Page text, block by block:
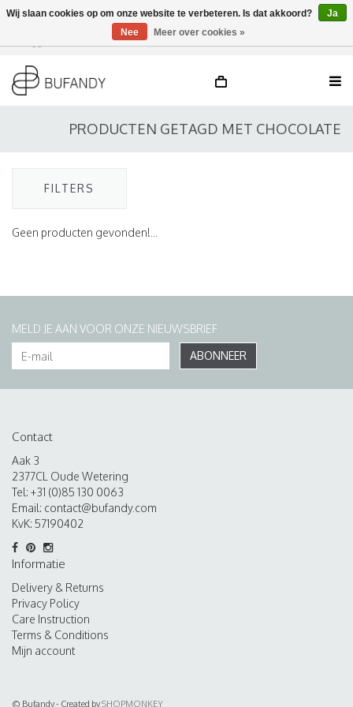
DE / EN
PRODUCTEN GETAGD MET CHOCOLATE
FILTERS
Geen producten gevonden!...
MELD JE AAN VOOR ONZE NIEUWSBRIEF
ABONNEER
Contact
Aak 3
2377CL Oude Wetering
Tel: +31 (0)85 130 0063
Email: contact@bufandy.com
KvK: 57190402
Informatie
Delivery & Returns
Privacy Policy
Care Instruction
Terms & Conditions
Mijn account
© Bufandy - Created bySHOPMONKEY
Wij slaan cookies op om onze website te verbeteren. Is dat akkoord?
Ja
Nee
Meer over cookies »